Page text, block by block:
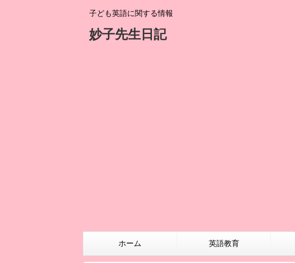
子ども英語に関する情報
妙子先生日記
ホーム 英語教育